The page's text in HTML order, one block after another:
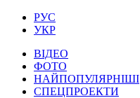
РУС
УКР
ВІДЕО
ФОТО
НАЙПОПУЛЯРНІШІ
СПЕЦПРОЕКТИ